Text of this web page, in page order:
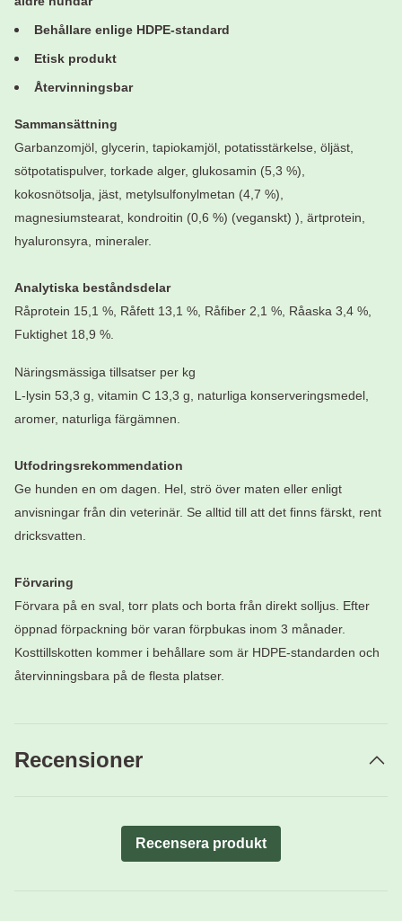
Behållare enlige HDPE-standard
Etisk produkt
Återvinningsbar
Sammansättning
Garbanzomjöl, glycerin, tapiokamjöl, potatisstärkelse, öljäst,
sötpotatispulver, torkade alger, glukosamin (5,3 %),
kokosnötsolja, jäst, metylsulfonylmetan (4,7 %),
magnesiumstearat, kondroitin (0,6 %) (veganskt) ), ärtprotein,
hyaluronsyra, mineraler.
Analytiska beståndsdelar
Råprotein 15,1 %, Råfett 13,1 %, Råfiber 2,1 %, Råaska 3,4 %,
Fuktighet 18,9 %.
Näringsmässiga tillsatser per kg
L-lysin 53,3 g, vitamin C 13,3 g, naturliga konserveringsmedel,
aromer, naturliga färgämnen.
Utfodringsrekommendation
Ge hunden en om dagen. Hel, strö över maten eller enligt
anvisningar från din veterinär. Se alltid till att det finns färskt, rent
dricksvatten.
Förvaring
Förvara på en sval, torr plats och borta från direkt solljus. Efter
öppnad förpackning bör varan förpbukas inom 3 månader.
Kosttillskotten kommer i behållare som är HDPE-standarden och
återvinningsbara på de flesta platser.
Recensioner
Recensera produkt